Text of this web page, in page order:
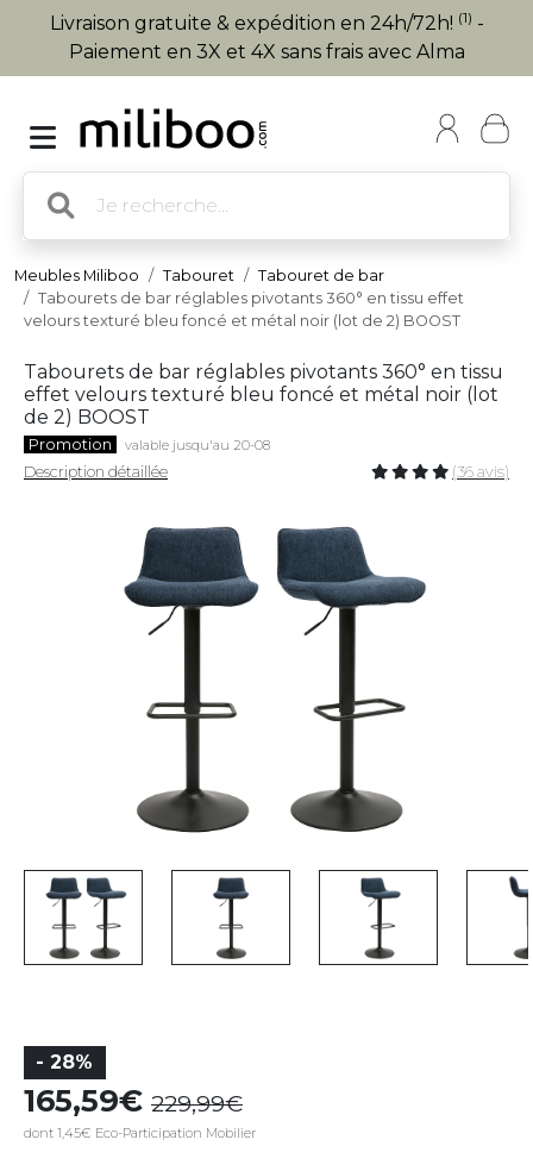
Livraison gratuite & expédition en 24h/72h! (1) -
Paiement en 3X et 4X sans frais avec Alma
Meubles Miliboo Tabouret
Tabouret de bar
Tabourets de bar réglables pivotants 360° en tissu effet
velours texturé bleu foncé et métal noir (lot de 2) BOOST
Tabourets de bar réglables pivotants 360° en tissu
effet velours texturé bleu foncé et métal noir (lot
de 2) BOOST
Promotion valable jusqu'au 20-08
Description détaillée (36 avis)
- 28%
165,59 229,99
dont 1,45€ Eco-Participation Mobilier